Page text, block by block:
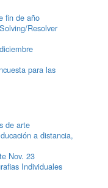
fin de año
Resolver
para las
de arte
a distancia,
Nov. 23
Individuales